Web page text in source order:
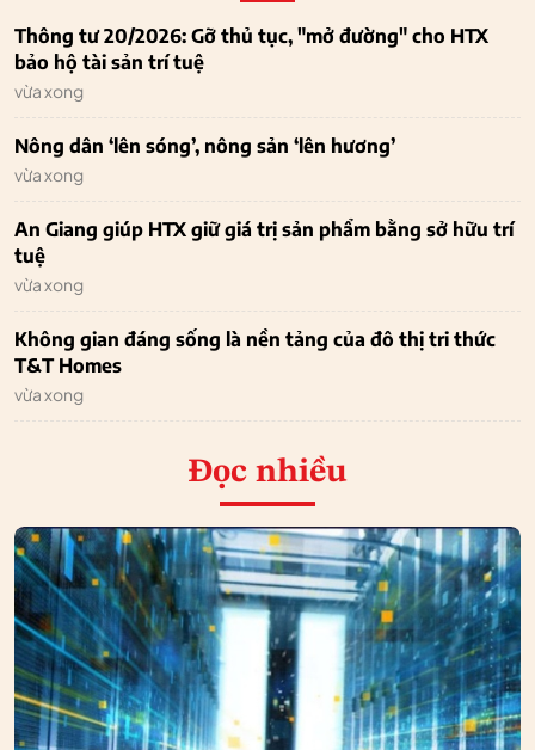
Thông tư 20/2026: Gỡ thủ tục, "mở đường" cho HTX
bảo hộ tài sản trí tuệ
vừa xong
Nông dân ‘lên sóng’, nông sản ‘lên hương’
vừa xong
An Giang giúp HTX giữ giá trị sản phẩm bằng sở hữu trí
tuệ
vừa xong
Không gian đáng sống là nền tảng của đô thị tri thức
T&T Homes
vừa xong
Đọc nhiều